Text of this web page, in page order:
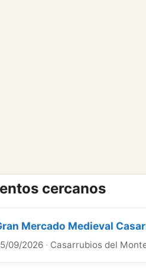
cercanos
Mercado Medieval
09/2026 · Casarrubios del